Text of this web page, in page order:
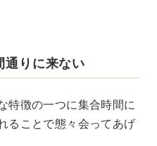
通りに来ない
特徴の一つに集合時間に
ることで態々会ってあげ